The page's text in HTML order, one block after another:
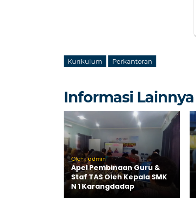
Kurikulum Perkantoran
Informasi Lainnya
Oleh : admin
Apel Pembinaan Guru &
Staf TAS Oleh Kepala SMK
N 1 Karangdadap